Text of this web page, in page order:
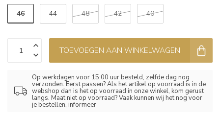
46 44 48 42 40
TOEVOEGEN AAN WINKELWAGEN
Op werkdagen voor 15:00 uur besteld, zelfde dag nog
verzonden. Eerst passen? Als het artikel op voorraad is in de
webshop dan is het op voorraad in onze winkel, kom gerust
langs. Maat niet op voorraad? Vaak kunnen wij het nog voor
je bestellen, informeer